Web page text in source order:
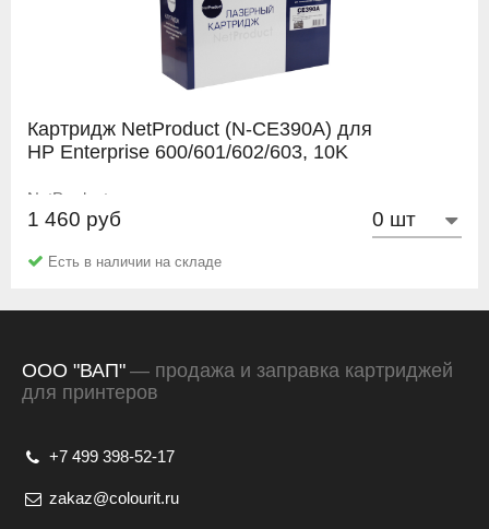
Картридж NetProduct (N-CE390A) для
HP Enterprise 600/601/602/603, 10K
NetProduct
1 460 руб
Есть в наличии на складе
ООО "ВАП" — продажа и заправка картриджей
для принтеров
+7 499 398-52-17
zakaz@colourit.ru